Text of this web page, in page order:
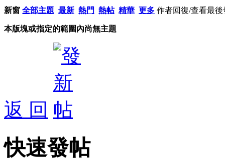
新窗 全部主題 最新 熱門 熱帖 精華 更多 作者回復/查看最後
本版塊或指定的範圍內尚無主題
返 回
快速發帖